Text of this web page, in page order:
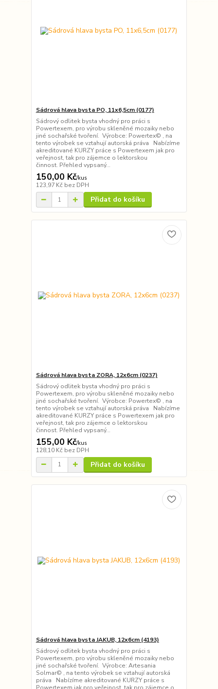
Sádrová hlava bysta PO, 11x6,5cm (0177)
Sádrový odlitek bysta vhodný pro práci s
Powertexem, pro výrobu skleněné mozaiky nebo
jiné sochařské tvoření. Výrobce: Powertex© , na
tento výrobek se vztahují autorská práva Nabízíme
akreditované KURZY práce s Powertexem jak pro
veřejnost, tak pro zájemce o lektorskou
činnost. Přehled vypsaný...
150,00 Kč/kus
123,97 Kč bez DPH
Přidat do košíku
Sádrová hlava bysta ZORA, 12x6cm (0237)
Sádrový odlitek bysta vhodný pro práci s
Powertexem, pro výrobu skleněné mozaiky nebo
jiné sochařské tvoření. Výrobce: Powertex© , na
tento výrobek se vztahují autorská práva Nabízíme
akreditované KURZY práce s Powertexem jak pro
veřejnost, tak pro zájemce o lektorskou
činnost. Přehled vypsaný...
155,00 Kč/kus
128,10 Kč bez DPH
Přidat do košíku
Sádrová hlava bysta JAKUB, 12x6cm (4193)
Sádrový odlitek bysta vhodný pro práci s
Powertexem, pro výrobu skleněné mozaiky nebo
jiné sochařské tvoření. Výrobce: Artesania
Solmar© , na tento výrobek se vztahují autorská
práva Nabízíme akreditované KURZY práce s